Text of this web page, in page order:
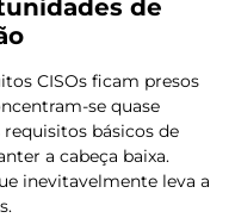
de
CISOs ficam presos
se quase
básicos de
a cabeça baixa.
inevitavelmente leva a